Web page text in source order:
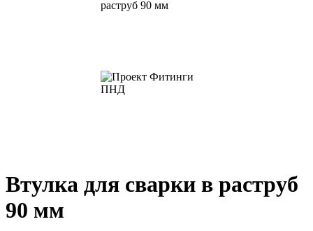
Втулка для сварки в раструб
90 мм